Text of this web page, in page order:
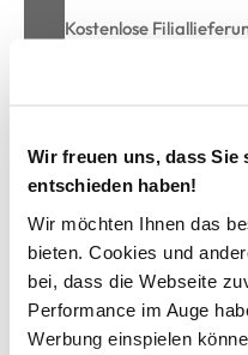
Wir freuen uns, dass Sie
entschieden haben!
Wir möchten Ihnen das
bieten. Cookies und
bei, dass die Webseite
Performance im Auge
Werbung einspielen
Kostenlose
Damen Strohhut mit
schicker Sommerhut
breite Krempe, außen
mit Zierkordel